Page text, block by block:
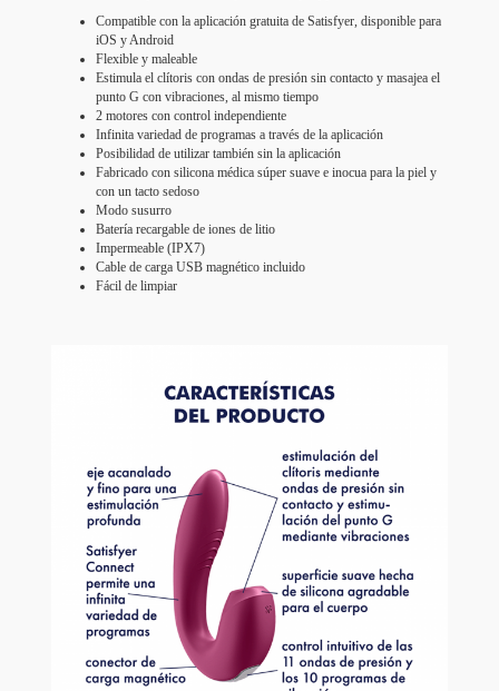
Compatible con la aplicación gratuita de Satisfyer, disponible para
iOS y Android
Flexible y maleable
Estimula el clítoris con ondas de presión sin contacto y masajea el
punto G con vibraciones, al mismo tiempo
2 motores con control independiente
Infinita variedad de programas a través de la aplicación
Posibilidad de utilizar también sin la aplicación
Fabricado con silicona médica súper suave e inocua para la piel y
con un tacto sedoso
Modo susurro
Batería recargable de iones de litio
Impermeable (IPX7)
Cable de carga USB magnético incluido
Fácil de limpiar